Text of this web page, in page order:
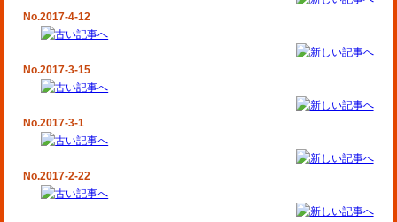
No.2017-4-12
No.2017-3-15
No.2017-3-1
No.2017-2-22